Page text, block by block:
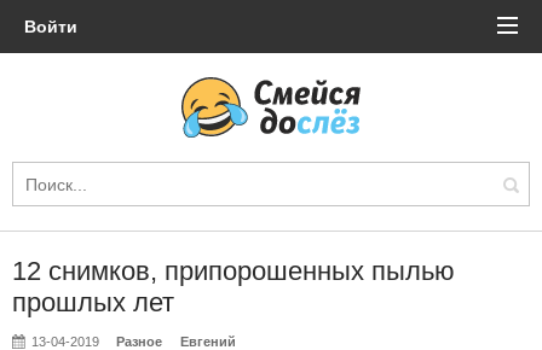
Войти
12 снимков, припорошенных пылью
прошлых лет
13-04-2019 Разное Евгений